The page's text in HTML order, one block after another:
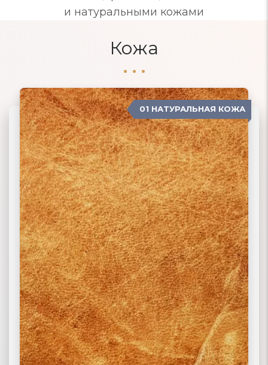
и натуральными кожами
Кожа
04 ЗАМША 01 НАТУРАЛЬНАЯ КОЖА
02 ЭКОКОЖА
03 ИСКУССТВЕННАЯ КОЖА